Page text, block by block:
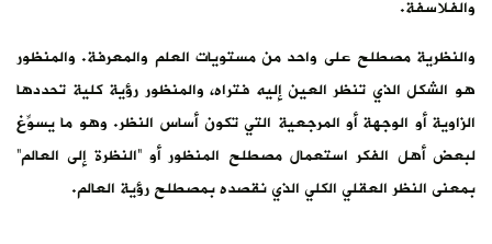
والفلاسفة.
والنظرية مصطلح على واحد من مستويات العلم والمعرفة. والمنظور
هو الشكل الذي تنظر العين إليه فتراه، والمنظور رؤية كلية تحددها
الزاوية أو الوجهة أو المرجعية التي تكون أساس النظر. وهو ما يسوِّغ
لبعض أهل الفكر استعمال مصطلح المنظور أو “النظرة إلى العالم”
بمعنى النظر العقلي الكلي الذي نقصده بمصطلح رؤية العالم.